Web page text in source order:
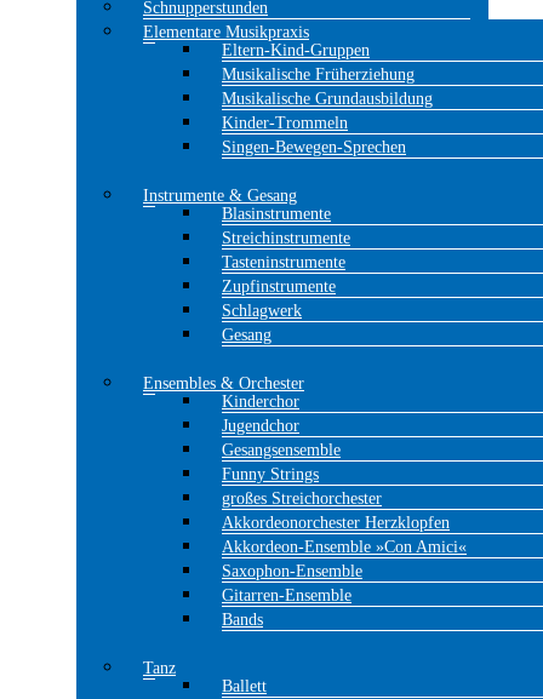
Schnupperstunden
Elementare Musikpraxis
Eltern-Kind-Gruppen
Musikalische Früherziehung
Musikalische Grundausbildung
Kinder-Trommeln
Singen-Bewegen-Sprechen
Instrumente & Gesang
Blasinstrumente
Streichinstrumente
Tasteninstrumente
Zupfinstrumente
Schlagwerk
Gesang
Ensembles & Orchester
Kinderchor
Jugendchor
Gesangsensemble
Funny Strings
großes Streichorchester
Akkordeonorchester Herzklopfen
Akkordeon-Ensemble »Con Amici«
Saxophon-Ensemble
Gitarren-Ensemble
Bands
Tanz
Ballett